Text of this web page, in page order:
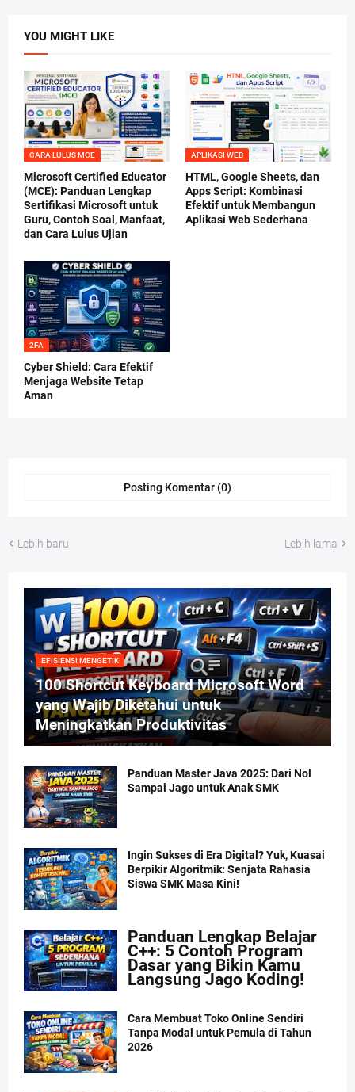
YOU MIGHT LIKE
CARA LULUS MCE
Microsoft Certified Educator
(MCE): Panduan Lengkap
Sertifikasi Microsoft untuk
Guru, Contoh Soal, Manfaat,
dan Cara Lulus Ujian
APLIKASI WEB
HTML, Google Sheets, dan
Apps Script: Kombinasi
Efektif untuk Membangun
Aplikasi Web Sederhana
2FA
Cyber Shield: Cara Efektif
Menjaga Website Tetap
Aman
Posting Komentar (0)
Lebih baru Lebih lama
EFISIENSI MENGETIK
100 Shortcut Keyboard Microsoft Word
yang Wajib Diketahui untuk
Meningkatkan Produktivitas
Panduan Master Java 2025: Dari Nol
Sampai Jago untuk Anak SMK
Ingin Sukses di Era Digital? Yuk, Kuasai
Berpikir Algoritmik: Senjata Rahasia
Siswa SMK Masa Kini!
Panduan Lengkap Belajar
C++: 5 Contoh Program
Dasar yang Bikin Kamu
Langsung Jago Koding!
Cara Membuat Toko Online Sendiri
Tanpa Modal untuk Pemula di Tahun
2026